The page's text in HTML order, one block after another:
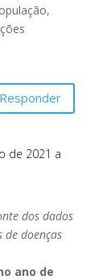
Responder
de 2021 a
dos dados
de doenças
ano de